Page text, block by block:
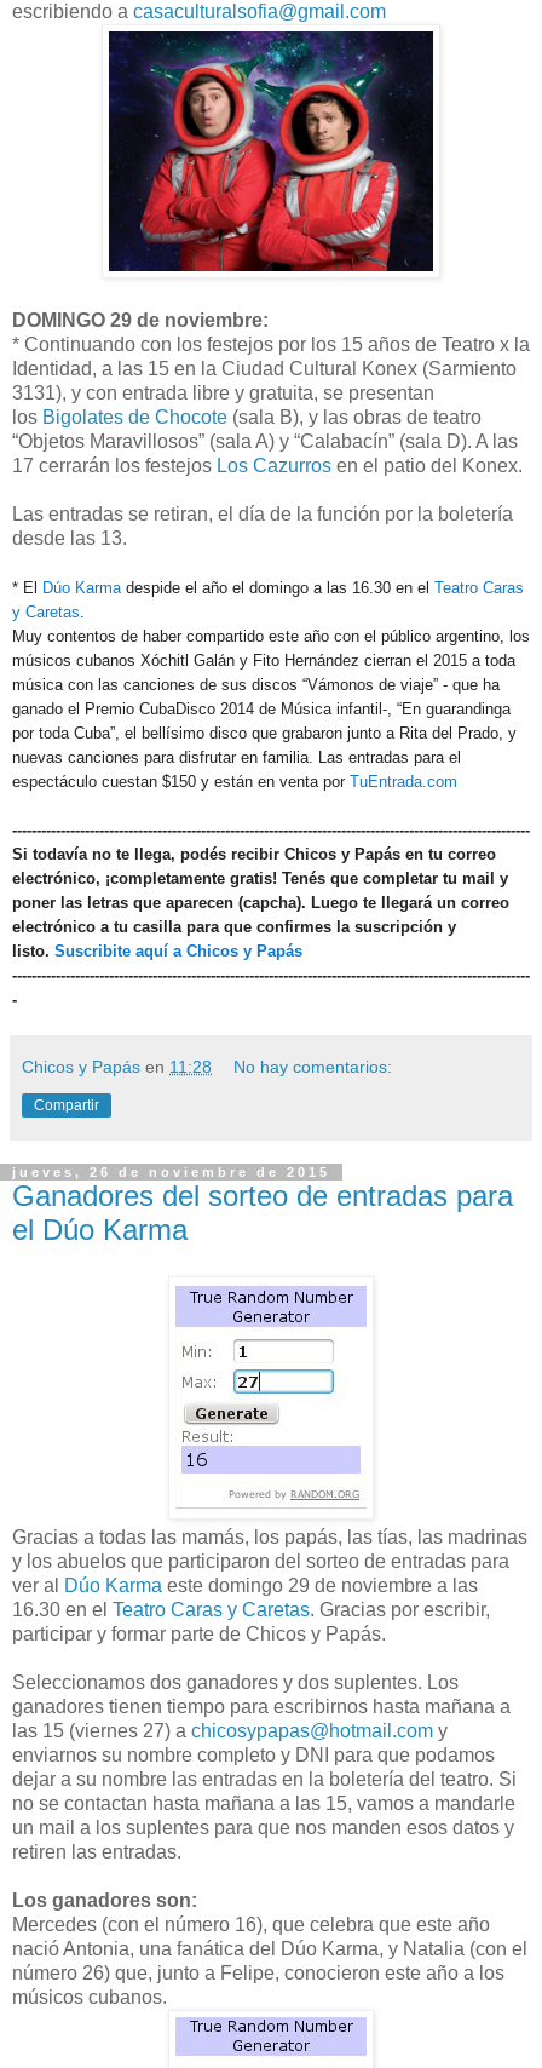
escribiendo a casaculturalsofia@gmail.com
DOMINGO 29 de noviembre:
* Continuando con los festejos por los 15 años de Teatro x la
Identidad, a las 15 en la Ciudad Cultural Konex (Sarmiento
3131), y con entrada libre y gratuita, se presentan
los Bigolates de Chocote (sala B), y las obras de teatro
“Objetos Maravillosos” (sala A) y “Calabacín” (sala D). A las
17 cerrarán los festejos Los Cazurros en el patio del Konex.
Las entradas se retiran, el día de la función por la boletería
desde las 13.
* El Dúo Karma despide el año el domingo a las 16.30 en el Teatro Caras
y Caretas.
Muy contentos de haber compartido este año con el público argentino, los
músicos cubanos Xóchitl Galán y Fito Hernández cierran el 2015 a toda
música con las canciones de sus discos “Vámonos de viaje” - que ha
ganado el Premio CubaDisco 2014 de Música infantil-, “En guarandinga
por toda Cuba”, el bellísimo disco que grabaron junto a Rita del Prado, y
nuevas canciones para disfrutar en familia. Las entradas para el
espectáculo cuestan $150 y están en venta por TuEntrada.com
-----------------------------------------------------------------------------------------------------------
Si todavía no te llega, podés recibir Chicos y Papás en tu correo
electrónico, ¡completamente gratis! Tenés que completar tu mail y
poner las letras que aparecen (capcha). Luego te llegará un correo
electrónico a tu casilla para que confirmes la suscripción y
listo. Suscribite aquí a Chicos y Papás
-----------------------------------------------------------------------------------------------------------
-
Chicos y Papás en 11:28 No hay comentarios:
Compartir
jueves, 26 de noviembre de 2015
Ganadores del sorteo de entradas para
el Dúo Karma
Gracias a todas las mamás, los papás, las tías, las madrinas
y los abuelos que participaron del sorteo de entradas para
ver al
Dúo Karma este domingo 29 de noviembre a las
16.30 en el Teatro Caras y Caretas. Gracias por escribir,
participar y formar parte de Chicos y Papás.
Seleccionamos dos ganadores y dos suplentes. Los
ganadores tienen tiempo para escribirnos hasta mañana a
las 15 (viernes 27) a chicosypapas@hotmail.com y
enviarnos su nombre completo y DNI para que podamos
dejar a su nombre las entradas en la boletería del teatro. Si
no se contactan hasta mañana a las 15, vamos a mandarle
un mail a los suplentes para que nos manden esos datos y
retiren las entradas.
Los ganadores son:
Mercedes (con el número 16), que celebra que este año
nació Antonia, una fanática del Dúo Karma, y Natalia (con el
número 26) que, junto a Felipe, conocieron este año a los
músicos cubanos.